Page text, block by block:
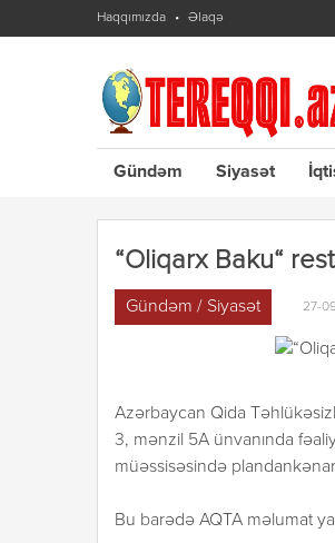
Haqqımızda Əlaqə
Gündəm Siyasət
“Oliqarx Baku“
Gündəm / Siyasət 27-
Azərbaycan Qida
3, mənzil 5A ünvanında
müəssisəsində
Bu barədə AQTA məlumat